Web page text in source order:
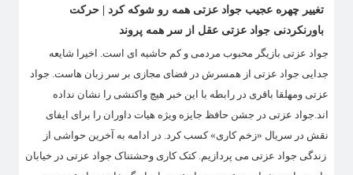
تغییر چهره عجیب جواد عزتی همه رو شوکه کرد | حرکت
باورنکردنی جواد عزتی عقل از سر همه پروند
جواد عزتی بازیگر محبوب مردمی و کم حاشیه ای است. اخیرا شایعه
جدایی جواد عزتی از همسرش در فضای مجازی بر سر زبان هاست. جواد
عزتی ومهلقا باقری در رابطه با این خبر هیچ واکنشی را نشان نداده
اند.جواد عزتی در جشن حافظ جایزه ویژه هیات داوران را برای ایفای
نقش در سریال «زخم کاری» کسب کرد. در ادامه به آخرین حواشی از
زندگی جواد عزتی می پردازیم. کتک کاری وحشتناک جواد عزتی در خیابان